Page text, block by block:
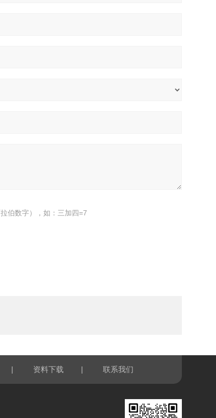
伯数字），如：三加四=7
| 资料下载 | 联系我们